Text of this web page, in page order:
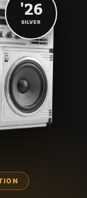
'26
SILVER